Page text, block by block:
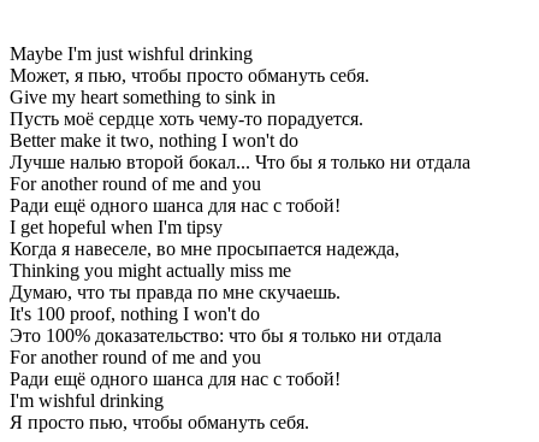
Maybe I'm just wishful drinking
Может, я пью, чтобы просто обмануть себя.
Give my heart something to sink in
Пусть моё сердце хоть чему-то порадуется.
Better make it two, nothing I won't do
Лучше налью второй бокал... Что бы я только ни отдала
For another round of me and you
Ради ещё одного шанса для нас с тобой!
I get hopeful when I'm tipsy
Когда я навеселе, во мне просыпается надежда,
Thinking you might actually miss me
Думаю, что ты правда по мне скучаешь.
It's 100 proof, nothing I won't do
Это 100% доказательство: что бы я только ни отдала
For another round of me and you
Ради ещё одного шанса для нас с тобой!
I'm wishful drinking
Я просто пью, чтобы обмануть себя.